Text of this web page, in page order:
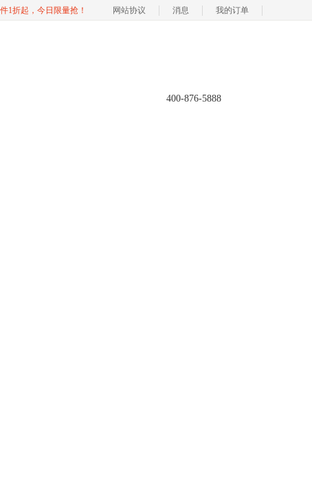
1折起，今日限量抢！ 网站协议 消息 我的订单
400-876-5888